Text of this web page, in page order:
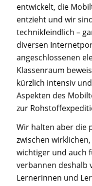
entwickelt, die
entzieht und wir
technikfeindlich –
diversen
angeschlossenen
Klassenraum
kürzlich intensiv
Aspekten des
zur
Wir halten aber die
zwischen
wichtiger und auch
verbannen deshalb
Lernerinnen und